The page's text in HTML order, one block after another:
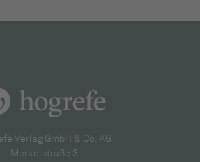
Verlag GmbH & Co. KG
Merkelstraße 3